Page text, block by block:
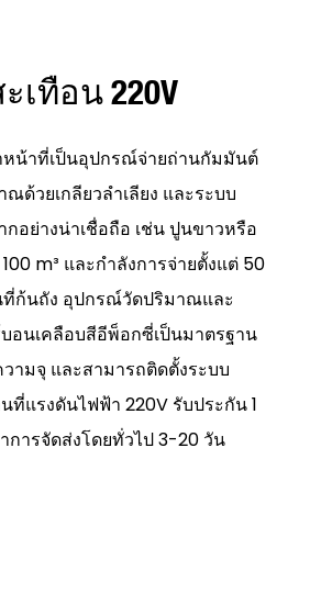
เทือน 220V
น้าที่เป็นอุปกรณ์จ่ายถ่านกัมมันต์
ด้วยเกลียวลำเลียง และระบบ
อย่างน่าเชื่อถือ เช่น ปูนขาวหรือ
m³ และกำลังการจ่ายตั้งแต่ 50
ก้นถัง อุปกรณ์วัดปริมาณและ
อนเคลือบสีอีพ็อกซี่เป็นมาตรฐาน
ามจุ และสามารถติดตั้งระบบ
ที่แรงดันไฟฟ้า 220V รับประกัน 1
ารจัดส่งโดยทั่วไป 3-20 วัน